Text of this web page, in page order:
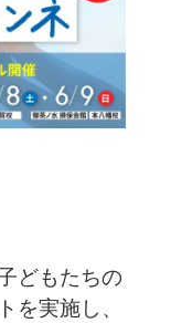
どもたちの
を実施し、